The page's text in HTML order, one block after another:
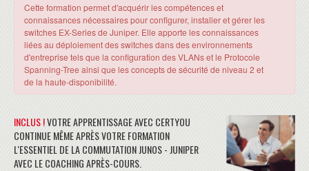
Cette formation permet d'acquérir les compétences et
connaissances nécessaires pour configurer, installer et gérer les
switches EX-Series de Juniper. Elle apporte les connaissances
liées au déploiement des switches dans des environnements
d'entreprise tels que la configuration des VLANs et le Protocole
Spanning-Tree ainsi que les concepts de sécurité de niveau 2 et
de la haute-disponibilité.
INCLUS !VOTRE APPRENTISSAGE AVEC CERTYOU
CONTINUE MÊME APRÈS VOTRE FORMATION
L'ESSENTIEL DE LA COMMUTATION JUNOS - JUNIPER
AVEC LE COACHING APRÈS-COURS.